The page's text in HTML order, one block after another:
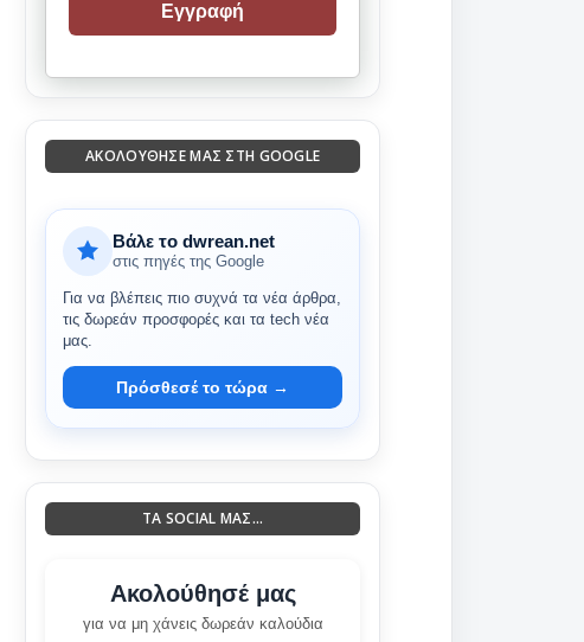
Εγγραφή
ΑΚΟΛΟΎΘΗΣΈ ΜΑΣ ΣΤΗ GOOGLE
Βάλε το dwrean.net
στις πηγές της Google
Για να βλέπεις πιο συχνά τα νέα άρθρα,
τις δωρεάν προσφορές και τα tech νέα
μας.
Πρόσθεσέ το τώρα →
ΤΑ SOCIAL ΜΑΣ...
Ακολούθησέ μας
για να μη χάνεις δωρεάν καλούδια